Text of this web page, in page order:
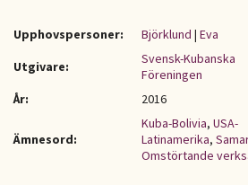
Upphovspersoner: Björklund | Eva
Utgivare:
Svensk-Kubanska
Föreningen
År:
2016
Ämnesord:
Kuba-Bolivia, USA-
Latinamerika,
Omstörtande